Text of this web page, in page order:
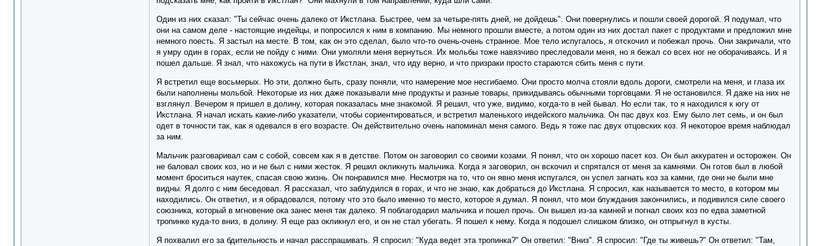
Один из них сказал: "Ты сейчас очень далеко от Икстлана. Быстрее, чем за четыре-пять дней, не дойдешь". Они повернулись и пошли своей дорогой. Я подумал, что
они на самом деле - настоящие индейцы, и попросился к ним в компанию. Мы немного прошли вместе, а потом один из них достал пакет с продуктами и предложил мне
немного поесть. Я застыл на месте. В том, как он это сделал, было что-то очень-очень странное. Мое тело испугалось, я отскочил и побежал прочь. Они закричали, что
я умру один в горах, если не пойду с ними. Они умоляли меня вернуться. Их мольбы тоже навязчиво преследовали меня, но я бежал со всех ног не оборачиваясь. И я
пошел дальше. Я знал, что нахожусь на пути в Икстлан, знал, что иду верно, и что призраки просто стараются сбить меня с пути.
Я встретил еще восьмерых. Но эти, должно быть, сразу поняли, что намерение мое несгибаемо. Они просто молча стояли вдоль дороги, смотрели на меня, и глаза их
были наполнены мольбой. Некоторые из них даже показывали мне продукты и разные товары, прикидываясь обычными торговцами. Я не остановился. Я даже на них не
взглянул. Вечером я пришел в долину, которая показалась мне знакомой. Я решил, что уже, видимо, когда-то в ней бывал. Но если так, то я находился к югу от
Икстлана. Я начал искать какие-либо указатели, чтобы сориентироваться, и встретил маленького индейского мальчика. Он пас двух коз. Ему было лет семь, и он был
одет в точности так, как я одевался в его возрасте. Он действительно очень напоминал меня самого. Ведь я тоже пас двух отцовских коз. Я некоторое время наблюдал
за ним.
Мальчик разговаривал сам с собой, совсем как я в детстве. Потом он заговорил со своими козами. Я понял, что он хорошо пасет коз. Он был аккуратен и осторожен. Он
не баловал своих коз, но и не был с ними жесток. Я решил окликнуть мальчика. Когда я заговорил, он вскочил и спрятался от меня за камнями. Он готов был в любой
момент броситься наутек, спасая свою жизнь. Он понравился мне. Несмотря на то, что он явно меня испугался, он успел загнать коз за камни, где они не были мне
видны. Я долго с ним беседовал. Я рассказал, что заблудился в горах, и что не знаю, как добраться до Икстлана. Я спросил, как называется то место, в котором мы
находились. Он ответил, и я обрадовался, потому что это было именно то место, которое я думал. Я понял, что мои блуждания закончились, и подивился силе своего
союзника, который в мгновение ока занес меня так далеко. Я поблагодарил мальчика и пошел прочь. Он вышел из-за камней и погнал своих коз по едва заметной
тропинке куда-то вниз, в долину. Я еще раз окликнул его, и он не стал убегать. Я пошел к нему. Когда я подошел слишком близко, он отпрыгнул в кусты.
Я похвалил его за бдительность и начал расспрашивать. Я спросил: "Куда ведет эта тропинка?" Он ответил: "Вниз". Я спросил: "Где ты живешь?" Он ответил: "Там,